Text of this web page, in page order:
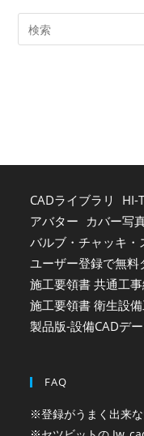
CADライブラリ HI-
アバター カバー写
バルブ・チャッキ・
ユーザー登録で無料
施工要領書 共通工
施工要領書 衛生設
製品版-設備CADデ
FAQ
※登録がうまく出来な